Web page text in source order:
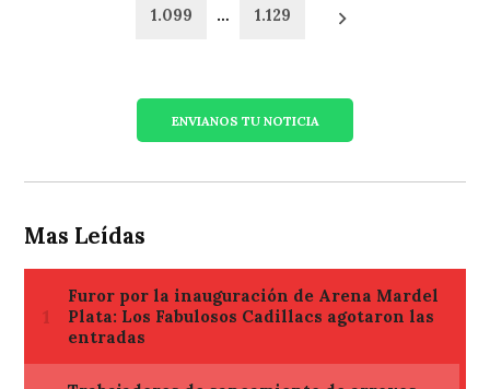
1.099 … 1.129
ENVIANOS TU NOTICIA
Mas Leídas